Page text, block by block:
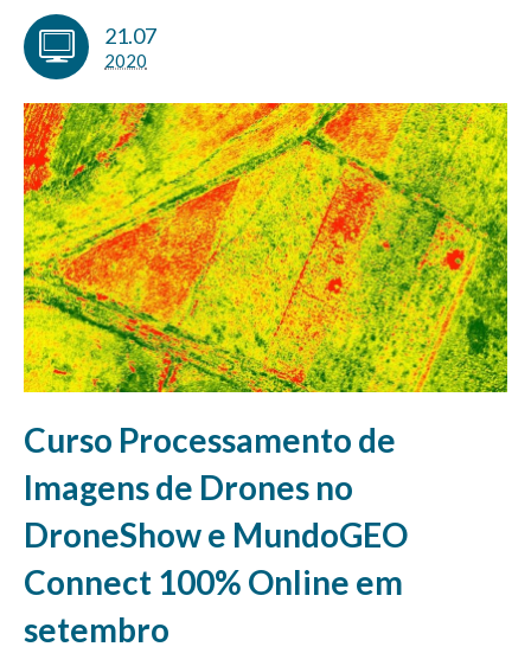
21.07
2020
Curso Processamento de
Imagens de Drones no
DroneShow e MundoGEO
Connect 100% Online em
setembro